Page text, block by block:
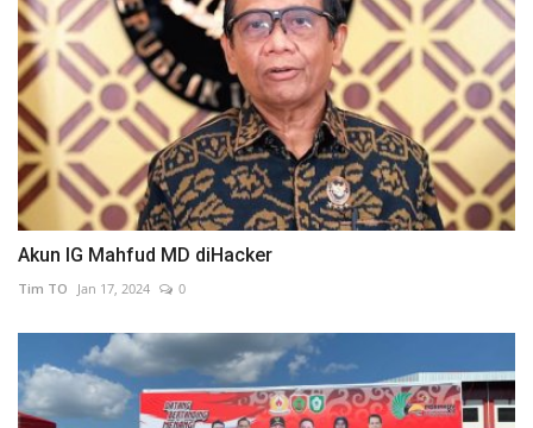
Akun IG Mahfud MD diHacker
Tim TO Jan 17, 2024 0